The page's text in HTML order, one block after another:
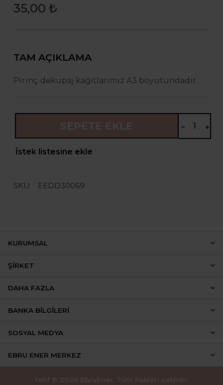
35,00 ₺
TAM AÇIKLAMA
Pirinç dekupaj kağıtlarımız A3 boyutundadır.
İstek listesine ekle
SKU EEDD30069
KURUMSAL
ŞIRKET
DAHA FAZLA
BANKA BILGILERI
SOSYAL MEDYA
EBRU ENER MERKEZ